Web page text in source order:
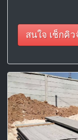
สนใจ เช็กคิว